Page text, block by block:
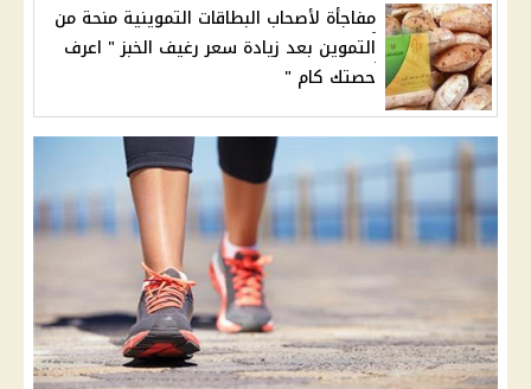
مفاجأة لأصحاب البطاقات التموينية منحة من
التموين بعد زيادة سعر رغيف الخبز " اعرف
حصتك كام "